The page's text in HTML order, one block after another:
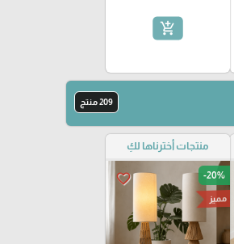
add_shopping_cart
209 منتج
منتجات أخترناها لكِ
favorite_border -20%
مميز